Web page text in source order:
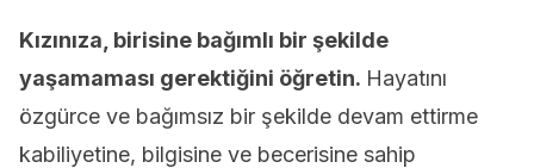
Kızınıza, birisine bağımlı bir şekilde
yaşamaması gerektiğini öğretin. Hayatını
özgürce ve bağımsız bir şekilde devam ettirme
kabiliyetine, bilgisine ve becerisine sahip